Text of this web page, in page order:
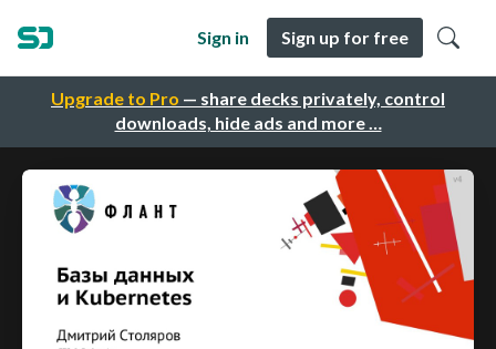
Upgrade to Pro — share decks privately, control
downloads, hide ads and more …
Sign in Sign up for free